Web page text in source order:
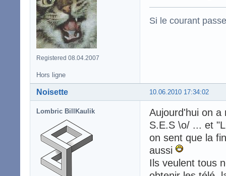
Registered 08.04.2007
Si le courant
Hors ligne
10.06.2010 17:34:02
Noisette
Lombric BillKaulik
Aujourd'hui on a
S.E.S \o/ ... et
on sent que la
aussi
Ils veulent tous